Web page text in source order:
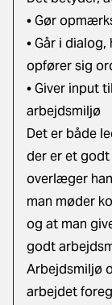
• Gør
• Går i
opfører sig
• Giver input
arbejdsmiljø
Det er både
der er et godt
overlæger
man møder
og at man
godt
Arbejdsmiljø
arbejdet